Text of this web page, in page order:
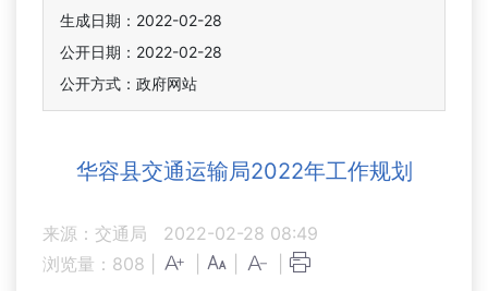
生成日期：2022-02-28
公开日期：2022-02-28
公开方式：政府网站
华容县交通运输局2022年工作规划
来源：交通局
2022-02-28 08:49
浏览量： 808